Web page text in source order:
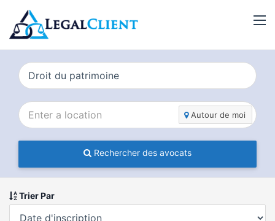
Autour de moi
Rechercher des avocats
Trier Par